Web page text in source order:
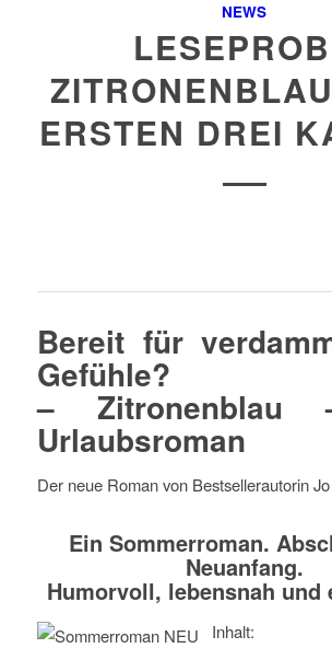
NEWS
ERSTEN DREI
Bereit für
Gefühle?
– Zitronenblau
Urlaubsroman
Der neue Roman von Bestsellerautorin
Ein Sommerroman.
Neuanfang.
Humorvoll, lebensnah und
Inhalt: